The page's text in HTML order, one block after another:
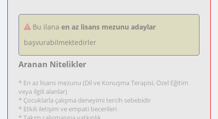
Bu ilana en az lisans mezunu adaylar
başvurabilmektedirler
Aranan Nitelikler
* En az lisans mezunu (Dil ve Konuşma Terapisi, Özel Eğitim
veya ilgili alanlar)
* Çocuklarla çalışma deneyimi tercih sebebidir
* Etkili iletişim ve empati becerileri